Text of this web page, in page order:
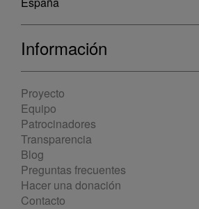
Información
Proyecto
Equipo
Patrocinadores
Transparencia
Blog
Preguntas frecuentes
Hacer una donación
Contacto